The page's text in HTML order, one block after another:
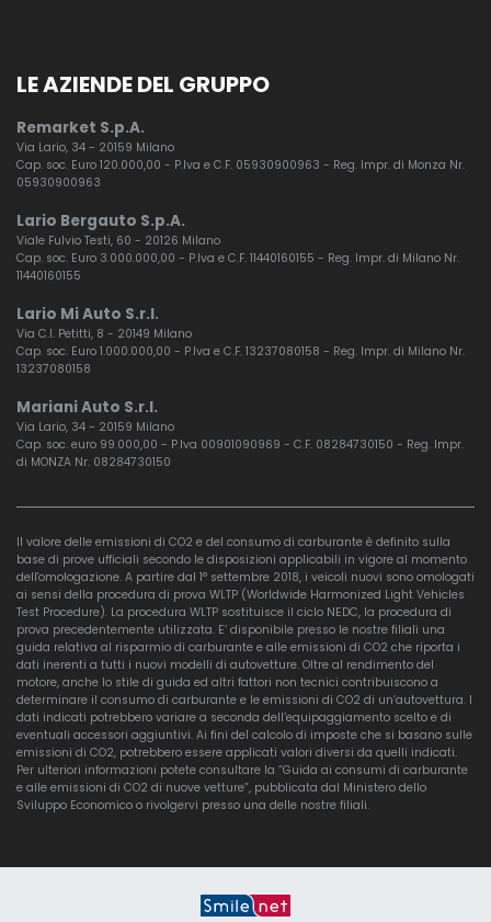
LE AZIENDE DEL GRUPPO
Remarket S.p.A.
Via Lario, 34 - 20159 Milano
Cap. soc. Euro 120.000,00 - P.Iva e C.F. 05930900963 - Reg. Impr. di Monza Nr.
05930900963
Lario Bergauto S.p.A.
Viale Fulvio Testi, 60 - 20126 Milano
Cap. soc. Euro 3.000.000,00 - P.Iva e C.F. 11440160155 - Reg. Impr. di Milano Nr.
11440160155
Lario Mi Auto S.r.l.
Via C.I. Petitti, 8 - 20149 Milano
Cap. soc. Euro 1.000.000,00 - P.Iva e C.F. 13237080158 - Reg. Impr. di Milano Nr.
13237080158
Mariani Auto S.r.l.
Via Lario, 34 - 20159 Milano
Cap. soc. euro 99.000,00 - P.Iva 00901090969 - C.F. 08284730150 - Reg. Impr.
di MONZA Nr. 08284730150
Il valore delle emissioni di CO2 e del consumo di carburante è definito sulla
base di prove ufficiali secondo le disposizioni applicabili in vigore al momento
dell'omologazione. A partire dal 1° settembre 2018, i veicoli nuovi sono omologati
ai sensi della procedura di prova WLTP (Worldwide Harmonized Light Vehicles
Test Procedure). La procedura WLTP sostituisce il ciclo NEDC, la procedura di
prova precedentemente utilizzata. E’ disponibile presso le nostre filiali una
guida relativa al risparmio di carburante e alle emissioni di CO2 che riporta i
dati inerenti a tutti i nuovi modelli di autovetture. Oltre al rendimento del
motore, anche lo stile di guida ed altri fattori non tecnici contribuiscono a
determinare il consumo di carburante e le emissioni di CO2 di un’autovettura. I
dati indicati potrebbero variare a seconda dell’equipaggiamento scelto e di
eventuali accessori aggiuntivi. Ai fini del calcolo di imposte che si basano sulle
emissioni di CO2, potrebbero essere applicati valori diversi da quelli indicati.
Per ulteriori informazioni potete consultare la “Guida ai consumi di carburante
e alle emissioni di CO2 di nuove vetture”, pubblicata dal Ministero dello
Sviluppo Economico o rivolgervi presso una delle nostre filiali.